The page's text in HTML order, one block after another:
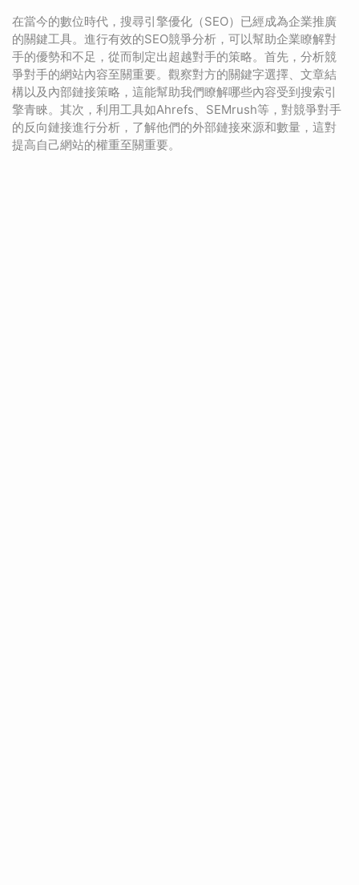
在當今的數位時代，搜尋引擎優化（SEO）已經成為企業推廣
的關鍵工具。進行有效的SEO競爭分析，可以幫助企業瞭解對
手的優勢和不足，從而制定出超越對手的策略。首先，分析競
爭對手的網站內容至關重要。觀察對方的關鍵字選擇、文章結
構以及內部鏈接策略，這能幫助我們瞭解哪些內容受到搜索引
擎青睞。其次，利用工具如Ahrefs、SEMrush等，對競爭對手
的反向鏈接進行分析，了解他們的外部鏈接來源和數量，這對
提高自己網站的權重至關重要。